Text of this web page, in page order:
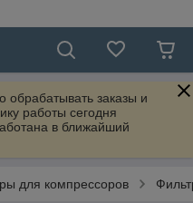
заказы и
работы сегодня
в ближайший
для компрессоров